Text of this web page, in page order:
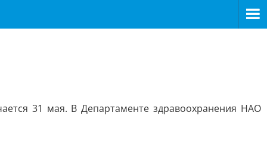
31 мая. В Департаменте здравоохранения НАО